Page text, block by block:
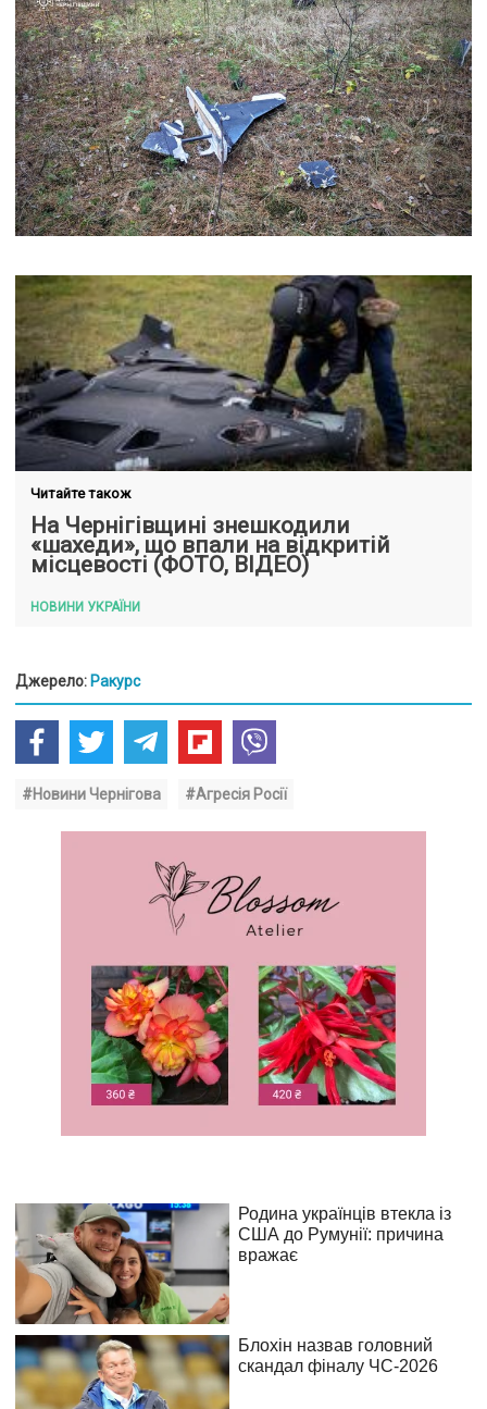
Читайте також
На Чернігівщині знешкодили
«шахеди», що впали на відкритій
місцевості (ФОТО, ВІДЕО)
НОВИНИ УКРАЇНИ
Джерело: Ракурс
#Новини Чернігова #Агресія Росії